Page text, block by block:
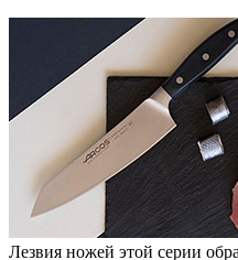
Лезвия ножей этой серии